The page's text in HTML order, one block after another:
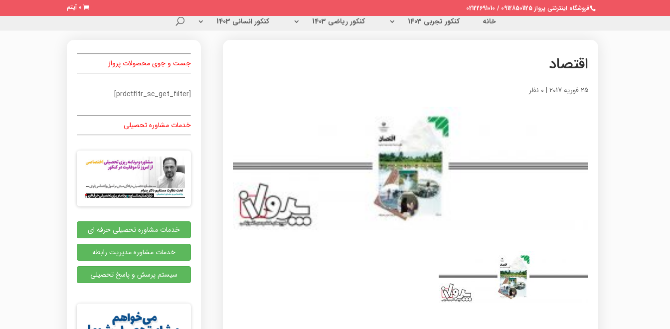
فروشگاه اینترنتی پرواز 09128501125 / 02122691010 0 آیتم
خانه کنکور تجربی 1403 کنکور ریاضی 1403 کنکور انسانی 1403
اقتصاد
25 فوریه 2017 | 0 نظر
جست و جوی محصولات پرواز
[prdctfltr_sc_get_filter]
خدمات مشاوره تحصیلی
خدمات مشاوره تحصیلی حرفه ای
خدمات مشاوره مدیریت رابطه
سیستم پرسش و پاسخ تحصیلی